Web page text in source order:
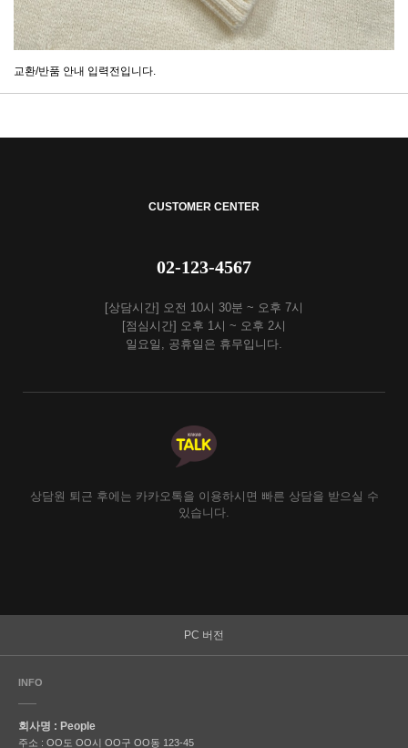
교환/반품 안내 입력전입니다.
CUSTOMER CENTER
02-123-4567
[상담시간] 오전 10시 30분 ~ 오후 7시
[점심시간] 오후 1시 ~ 오후 2시
일요일, 공휴일은 휴무입니다.
상담원 퇴근 후에는 카카오톡을 이용하시면 빠른 상담을 받으실 수
있습니다.
PC 버전
INFO
회사명 : People
주소 : OO도 OO시 OO구 OO동 123-45